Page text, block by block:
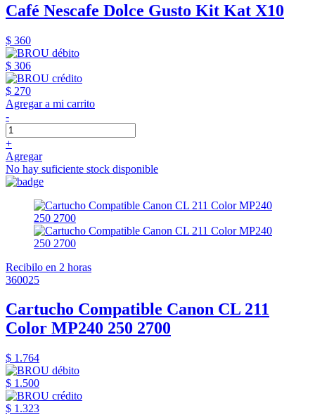
Café Nescafe Dolce Gusto Kit Kat X10
$ 360
$ 306
$ 270
Agregar a mi carrito
-
+
Agregar
No hay suficiente stock disponible
Recibilo en 2 horas
360025
Cartucho Compatible Canon CL 211
Color MP240 250 2700
$ 1.764
$ 1.500
$ 1.323